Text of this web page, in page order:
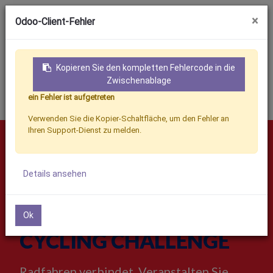
EUROPÄISCHE MOBILITÄTSWOCHE · 16.–22.
INTERNATIONAL
CYCLING CHALLENGE
Odoo-Client-Fehler ×
Kopieren Sie den kompletten Fehlercode in die
Zwischenablage
ein Fehler ist aufgetreten
Verwenden Sie die Kopier-Schaltfläche, um den Fehler an
Ihren Support-Dienst zu melden.
Details ansehen
Ok